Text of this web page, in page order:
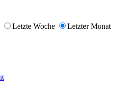
Letzte Woche
Letzter Monat